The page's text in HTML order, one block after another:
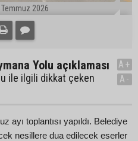
Temmuz 2026
Yolu açıklaması
ile ilgili dikkat çeken
A+
A-
ayı toplantısı yapıldı. Belediye
nesillere dua edilecek eserler